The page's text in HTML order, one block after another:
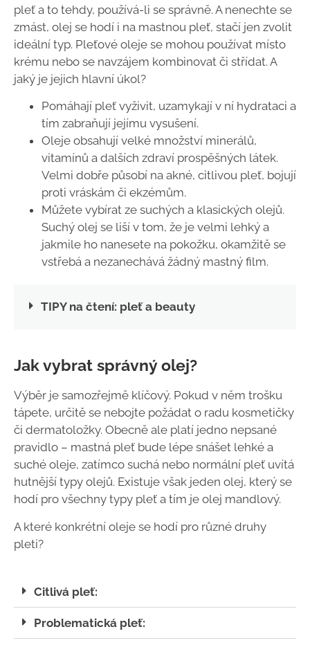
pleť a to tehdy, používá-li se správně. A nenechte se
zmást, olej se hodí i na mastnou pleť, stačí jen zvolit
ideální typ. Pleťové oleje se mohou používat místo
krému nebo se navzájem kombinovat či střídat. A
jaký je jejich hlavní úkol?
Pomáhají pleť vyživit, uzamykají v ní hydrataci a
tím zabraňují jejímu vysušení.
Oleje obsahují velké množství minerálů,
vitamínů a dalších zdraví prospěšných látek.
Velmi dobře působí na akné, citlivou pleť, bojují
proti vráskám či ekzémům.
Můžete vybírat ze suchých a klasických olejů.
Suchý olej se liší v tom, že je velmi lehký a
jakmile ho nanesete na pokožku, okamžitě se
vstřebá a nezanechává žádný mastný film.
TIPY na čtení: pleť a beauty
Jak vybrat správný olej?
Výběr je samozřejmě klíčový. Pokud v něm trošku
tápete, určitě se nebojte požádat o radu kosmetičky
či dermatoložky. Obecně ale platí jedno nepsané
pravidlo – mastná pleť bude lépe snášet lehké a
suché oleje, zatímco suchá nebo normální pleť uvítá
hutnější typy olejů. Existuje však jeden olej, který se
hodí pro všechny typy pleť a tím je olej mandlový.
A které konkrétní oleje se hodí pro různé druhy
pleti?
Citlivá pleť:
Problematická pleť: